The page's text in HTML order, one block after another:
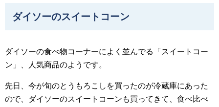
ダイソーのスイートコーン
ダイソーの食べ物コーナーによく並んでる「スイートコー
ン」、人気商品のようです。
先日、今が旬のとうもろこしを買ったのが冷蔵庫にあった
ので、ダイソーのスイートコーンも買ってきて、食べ比べ